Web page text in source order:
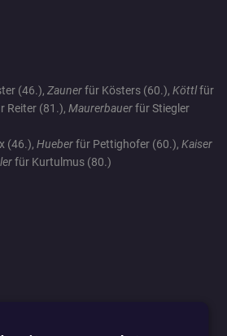
(46.), Zaunerfür Kösters (60.), Köttlfür
Reiter (81.), Maurerbauerfür Stiegler
(46.), Hueberfür Pettighofer (60.), Kaiser
für Kurtulmus (80.)